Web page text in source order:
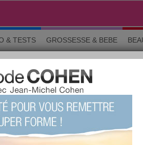
& TESTS GROSSESSE & BEBE
PLANS
& bébé Beauté La